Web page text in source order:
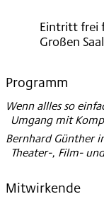
Eintritt frei
Großen Saal
Programm
Wenn allles so
Umgang mit
Bernhard Günther
Theater-, Film-
Mitwirkende